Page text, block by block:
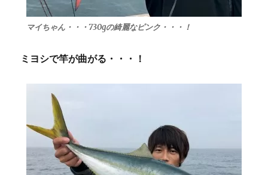
マイちゃん・・・730gの綺麗なピンク・・・！
ミヨシで竿が曲がる・・・！